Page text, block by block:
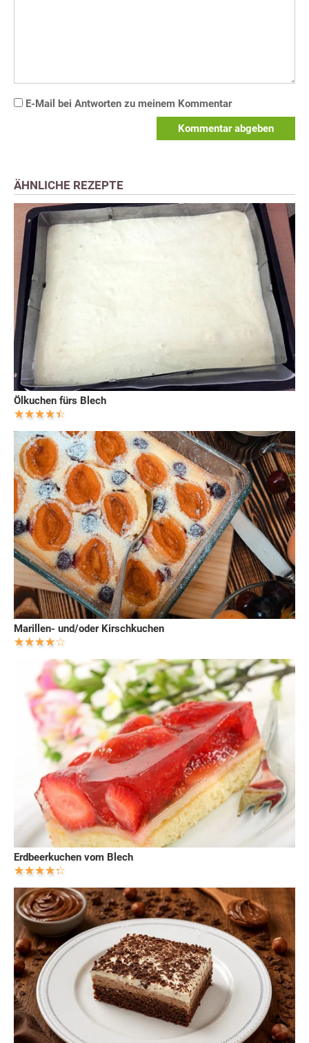
E-Mail bei Antworten zu meinem Kommentar
Kommentar abgeben
ÄHNLICHE REZEPTE
Ölkuchen fürs Blech
Marillen- und/oder Kirschkuchen
Erdbeerkuchen vom Blech